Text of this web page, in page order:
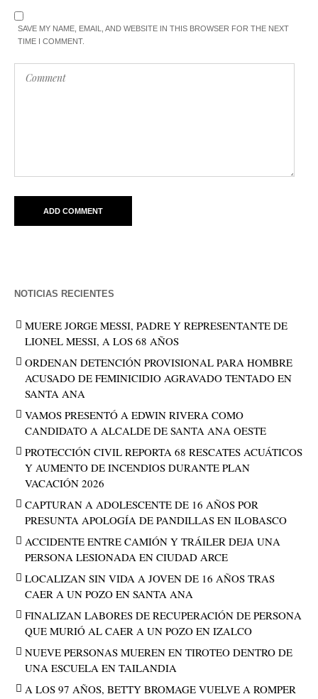
SAVE MY NAME, EMAIL, AND WEBSITE IN THIS BROWSER FOR THE NEXT
TIME I COMMENT.
NOTICIAS RECIENTES
MUERE JORGE MESSI, PADRE Y REPRESENTANTE DE
LIONEL MESSI, A LOS 68 AÑOS
ORDENAN DETENCIÓN PROVISIONAL PARA HOMBRE
ACUSADO DE FEMINICIDIO AGRAVADO TENTADO EN
SANTA ANA
VAMOS PRESENTÓ A EDWIN RIVERA COMO
CANDIDATO A ALCALDE DE SANTA ANA OESTE
PROTECCIÓN CIVIL REPORTA 68 RESCATES ACUÁTICOS
Y AUMENTO DE INCENDIOS DURANTE PLAN
VACACIÓN 2026
CAPTURAN A ADOLESCENTE DE 16 AÑOS POR
PRESUNTA APOLOGÍA DE PANDILLAS EN ILOBASCO
ACCIDENTE ENTRE CAMIÓN Y TRÁILER DEJA UNA
PERSONA LESIONADA EN CIUDAD ARCE
LOCALIZAN SIN VIDA A JOVEN DE 16 AÑOS TRAS
CAER A UN POZO EN SANTA ANA
FINALIZAN LABORES DE RECUPERACIÓN DE PERSONA
QUE MURIÓ AL CAER A UN POZO EN IZALCO
NUEVE PERSONAS MUEREN EN TIROTEO DENTRO DE
UNA ESCUELA EN TAILANDIA
A LOS 97 AÑOS, BETTY BROMAGE VUELVE A ROMPER